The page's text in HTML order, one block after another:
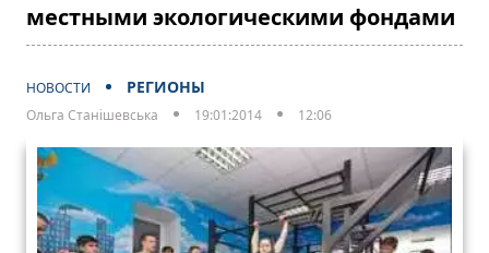
местными экологическими фондами
НОВОСТИ РЕГИОНЫ
Ольга Станішевська 19:01:2014 12:06